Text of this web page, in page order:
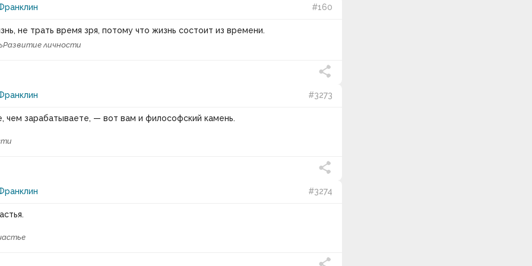
#160
не трать время зря, потому что жизнь состоит из времени.
Развитие личности
#3273
чем зарабатываете, — вот вам и философский камень.
#3274